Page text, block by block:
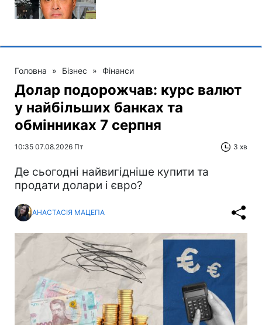
Головна » Бізнес » Фінанси
Долар подорожчав: курс валют
у найбільших банках та
обмінниках 7 серпня
10:35 07.08.2026 Пт 3 хв
Де сьогодні найвигідніше купити та
продати долари і євро?
АНАСТАСІЯ МАЦЕПА